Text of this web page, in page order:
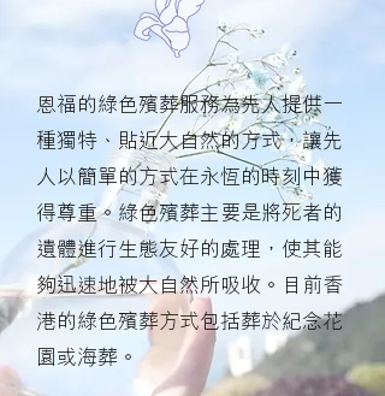
恩福的綠色殯葬服務為先人提供一
種獨特、貼近大自然的方式，讓先
人以簡單的方式在永恆的時刻中獲
得尊重。綠色殯葬主要是將死者的
遺體進行生態友好的處理，使其能
夠迅速地被大自然所吸收。目前香
港的綠色殯葬方式包括葬於紀念花
園或海葬。